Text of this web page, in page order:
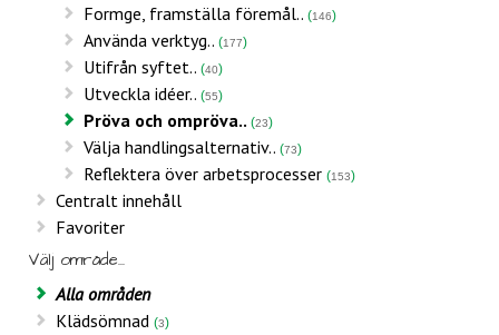
Formge, framställa föremål..
146
Använda verktyg.. 177
Utifrån syftet.. 40
Utveckla idéer.. 55
Pröva och ompröva.. 23
Välja handlingsalternativ.. 73
Reflektera över arbetsprocesser 153
Centralt innehåll
Favoriter
Välj område...
Alla områden
Klädsömnad
3